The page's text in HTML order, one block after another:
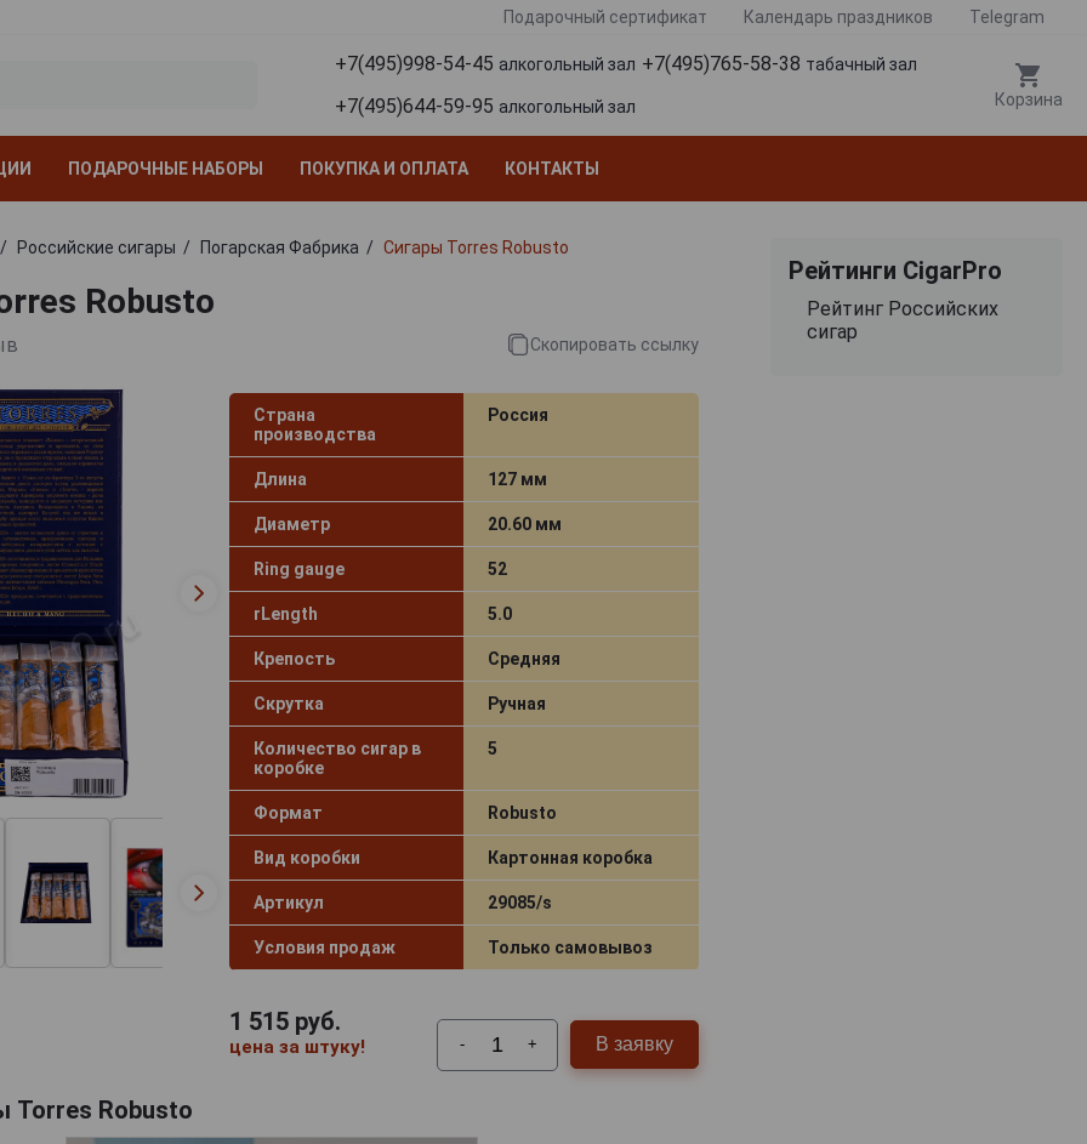
Подарочный сертификат Календарь праздников Telegram
+7(495)998-54-45 алкогольный зал +7(495)765-58-38 табачный зал
+7(495)644-59-95 алкогольный зал Корзина
ПОДАРОЧНЫЕ НАБОРЫ ПОКУПКА И ОПЛАТА КОНТАКТЫ
Российские сигары Погарская Фабрика Сигары Torres Robusto
Robusto
Скопировать ссылку
Страна
производства
Россия
Длина 127 мм
Диаметр 20.60 мм
Ring gauge 52
rLength 5.0
Крепость Средняя
Скрутка Ручная
Количество сигар в
коробке
5
Формат Robusto
Вид коробки Картонная коробка
Артикул 29085/s
Условия продаж Только самовывоз
1 515руб.
цена за штуку! - + В заявку
Torres Robusto
Рейтинги CigarPro
Рейтинг Российских
сигар